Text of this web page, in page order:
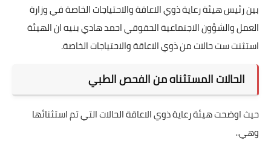
بين رئيس هيئة رعاية ذوي الاعاقة والاحتياجات الخاصة في وزارة
العمل والشؤون الاجتماعية الحقوقي احمد هادي بنيه ان الهيئة
استثنت ست حالات من ذوي الاعاقة والاحتياجات الخاصة.
الحالات المستثناه من الفحص الطبي
حيث اوضحت هيئة رعاية ذوي الاعاقة الحالات التي تم استثنائها
وهي..